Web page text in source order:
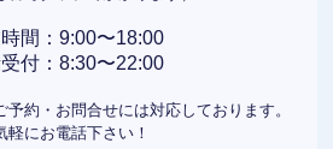
間：9:00〜18:00
付：8:30〜22:00
約・お問合せには対応しております。
軽にお電話下さい！